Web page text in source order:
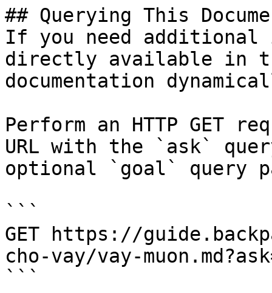
## Querying This
If you need
directly available in
documentation
Perform an HTTP GET
URL with the `ask`
optional `goal` query
```
GET https://
cho-vay/vay-
```